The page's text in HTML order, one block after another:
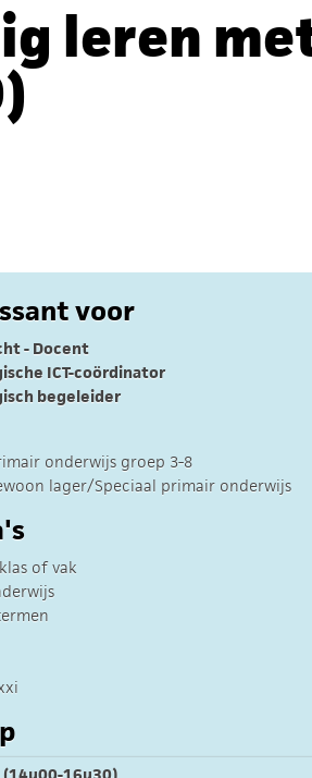
leren
voor
- Docent
ICT-coördinator
begeleider
onderwijs groep 3-8
lager/Speciaal primair onderwijs
of vak